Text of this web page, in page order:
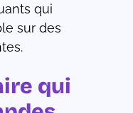
qui
sur des
qui